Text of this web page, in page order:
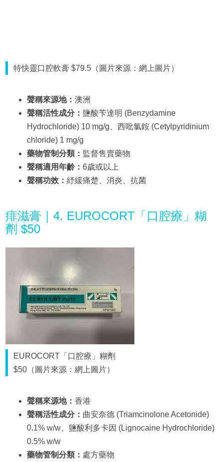
特快靈口腔軟膏 $79.5（圖片來源：網上圖片）
聲稱來源地： 澳洲
聲稱活性成分： 鹽酸苄達明 (Benzydamine
Hydrochloride) 10 mg/g、西吡氯銨 (Cetylpyridinium
chloride) 1 mg/g
藥物管制分類： 監督售賣藥物
聲稱適用年齡： 6歲或以上
聲稱功效： 紓緩痛楚、消炎、抗菌
痱滋膏｜4. EUROCORT「口腔療」糊
劑 $50
EUROCORT「口腔療」糊劑
$50（圖片來源：網上圖片）
聲稱來源地： 香港
聲稱活性成分： 曲安奈德 (Triamcinolone Acetonide)
0.1% w/w、鹽酸利多卡因 (Lignocaine Hydrochloride)
0.5% w/w
藥物管制分類： 處方藥物